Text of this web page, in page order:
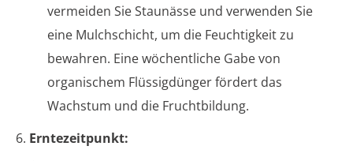
vermeiden Sie Staunässe und verwenden Sie
eine Mulchschicht, um die Feuchtigkeit zu
bewahren. Eine wöchentliche Gabe von
organischem Flüssigdünger fördert das
Wachstum und die Fruchtbildung.
6. Erntezeitpunkt: